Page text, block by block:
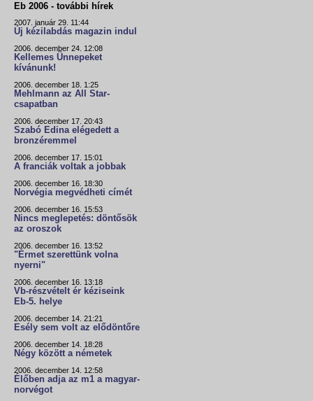
Eb 2006 - további hírek
2007. január 29. 11:44
Új kézilabdás magazin indul
2006. december 24. 12:08
Kellemes Ünnepeket
kívánunk!
2006. december 18. 1:25
Mehlmann az All Star-
csapatban
2006. december 17. 20:43
Szabó Edina elégedett a
bronzéremmel
2006. december 17. 15:01
A franciák voltak a jobbak
2006. december 16. 18:30
Norvégia megvédheti címét
2006. december 16. 15:53
Nincs meglepetés: döntősök
az oroszok
2006. december 16. 13:52
"Érmet szerettünk volna
nyerni"
2006. december 16. 13:18
Vb-részvételt ér kéziseink
Eb-5. helye
2006. december 14. 21:21
Esély sem volt az elődöntőre
2006. december 14. 18:28
Négy között a németek
2006. december 14. 12:58
Élőben adja az m1 a magyar-
norvégot